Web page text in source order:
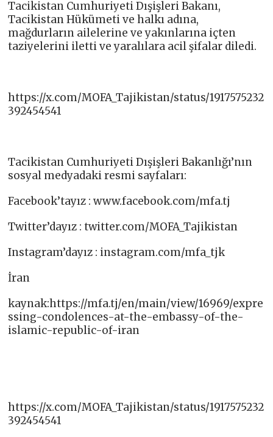
Tacikistan Cumhuriyeti Dışişleri Bakanı,
Tacikistan Hükümeti ve halkı adına,
mağdurların ailelerine ve yakınlarına içten
taziyelerini iletti ve yaralılara acil şifalar diledi.
https://x.com/MOFA_Tajikistan/status/1917575232
392454541
Tacikistan Cumhuriyeti Dışişleri Bakanlığı’nın
sosyal medyadaki resmi sayfaları:
Facebook’tayız : www.facebook.com/mfa.tj​
Twitter’dayız : twitter.com/MOFA_Tajikistan​
Instagram’dayız : instagram.com/mfa_tjk​
İran
kaynak:https://mfa.tj/en/main/view/16969/expre
ssing-condolences-at-the-embassy-of-the-
islamic-republic-of-iran
https://x.com/MOFA_Tajikistan/status/1917575232
392454541